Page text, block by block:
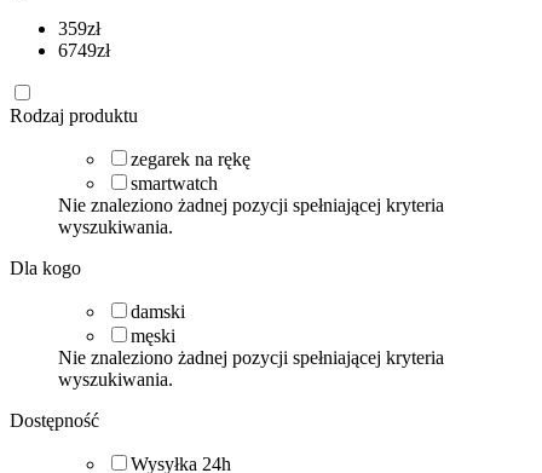
359zł
6749zł
Rodzaj produktu
zegarek na rękę
smartwatch
Nie znaleziono żadnej pozycji spełniającej kryteria
wyszukiwania.
Dla kogo
damski
męski
Nie znaleziono żadnej pozycji spełniającej kryteria
wyszukiwania.
Dostępność
Wysyłka 24h